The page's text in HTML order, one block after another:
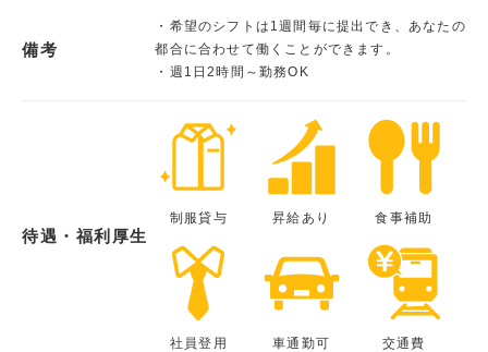
備考
・希望のシフトは1週間毎に提出でき、あなたの
都合に合わせて働くことができます。
・週1日2時間～勤務OK
待遇・福利厚生
制服貸与 昇給あり 食事補助
社員登用 車通勤可 交通費